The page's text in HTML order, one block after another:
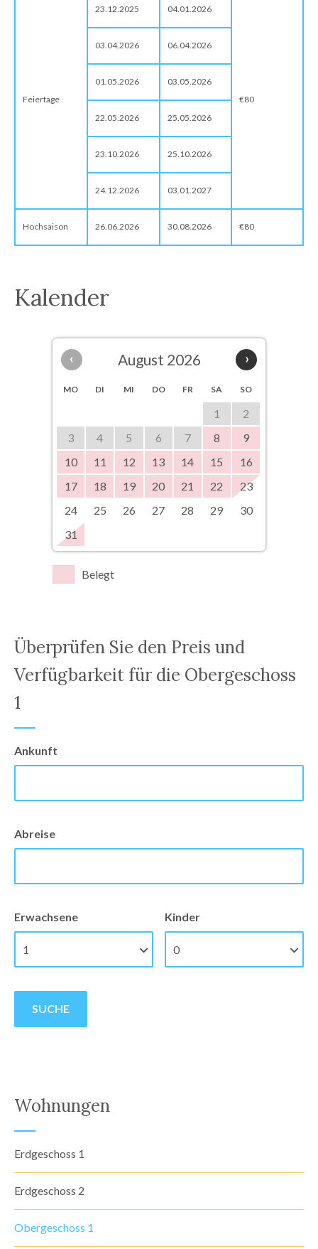
Feiertage
23.12.2025 04.01.2026
€80
03.04.2026 06.04.2026
01.05.2026 03.05.2026
22.05.2026 25.05.2026
23.10.2026 25.10.2026
24.12.2026 03.01.2027
Hochsaison 26.06.2026 30.08.2026 €80
Kalender
‹ ›
August 2026
MO DI MI DO FR SA SO
1
2
3
4 5 6 7 8
9
10
11 12 13 14 15
16
17
18 19 20 21 22
23
24
25 26 27 28 29
30
31
Belegt
Überprüfen Sie den Preis und
Verfügbarkeit für die Obergeschoss
1
Ankunft
Abreise
Erwachsene Kinder
Wohnungen
Erdgeschoss 1
Erdgeschoss 2
Obergeschoss 1